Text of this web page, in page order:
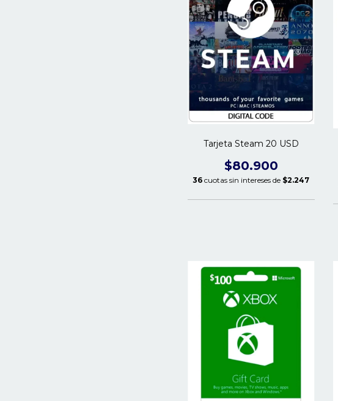
Tarjeta Steam 20 USD
$80.900
36 cuotas sin intereses de $2.247